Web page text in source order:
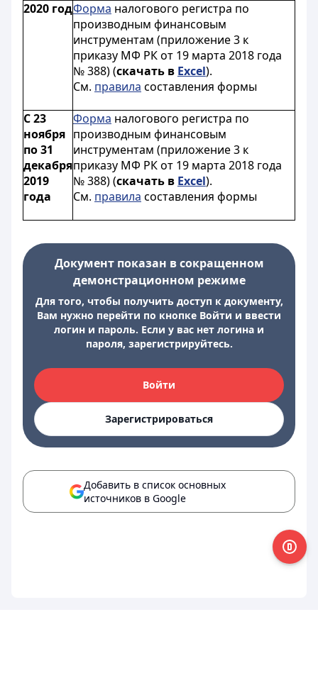
2020 годФорма налогового регистра по
производным финансовым
инструментам (приложение 3 к
приказу МФ РК от 19 марта 2018 года
№ 388) (скачать в Excel).
См. правила составления формы
С 23
ноября
по 31
декабря
2019
года
Форма налогового регистра по
производным финансовым
инструментам (приложение 3 к
приказу МФ РК от 19 марта 2018 года
№ 388) (скачать в Excel).
См. правила составления формы
Документ показан в сокращенном
демонстрационном режиме
Для того, чтобы получить доступ к документу,
Вам нужно перейти по кнопке Войти и ввести
логин и пароль. Если у вас нет логина и
пароля, зарегистрируйтесь.
Войти
Зарегистрироваться
Добавить в список основных
источников в Google